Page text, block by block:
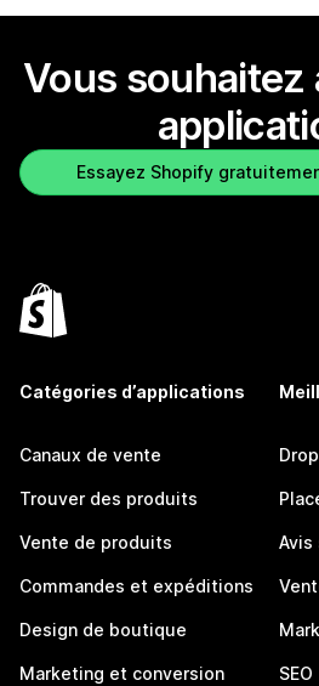
Vous souhaitez
Essayez Shopify
Catégories d’applications
Canaux de vente
Trouver des produits
Vente de produits
Commandes et expéditions
Design de boutique
Marketing et conversion
Avis
SEO